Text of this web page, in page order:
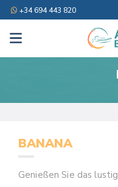
+34 694 443 820
BANANA
Genießen Sie das